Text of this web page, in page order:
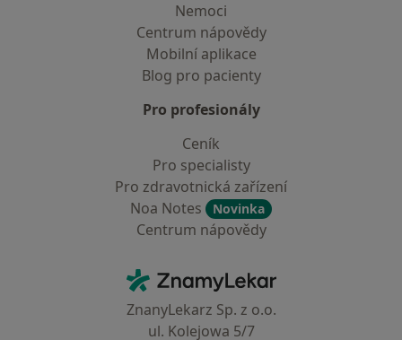
Nemoci
Centrum nápovědy
Mobilní aplikace
Blog pro pacienty
Pro profesionály
Ceník
Pro specialisty
Pro zdravotnická zařízení
Noa Notes
Novinka
Centrum nápovědy
ZnamyLekar - Hlavní stránka
ZnanyLekarz Sp. z o.o.
ul. Kolejowa 5/7